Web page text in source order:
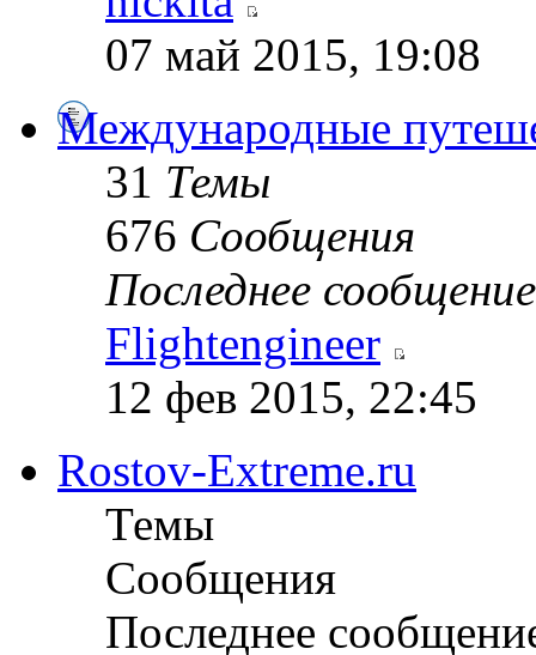
07 май 2015, 19:08
Международные
31 Темы
676 Сообщения
Последнее сообщение
Flightengineer
12 фев 2015, 22:45
Rostov-Extreme.ru
Темы
Сообщения
Последнее